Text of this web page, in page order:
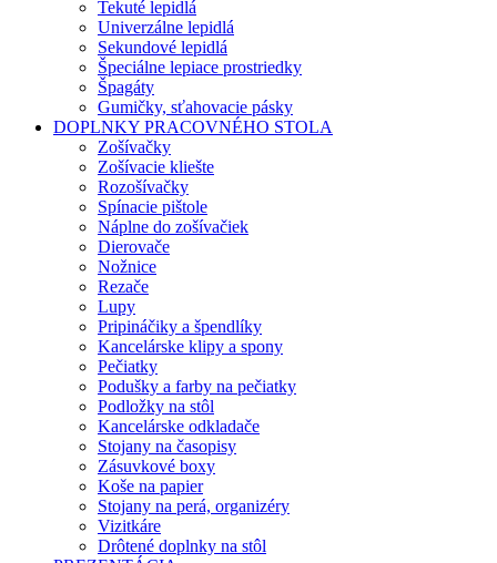
Tekuté lepidlá
Univerzálne lepidlá
Sekundové lepidlá
Špeciálne lepiace prostriedky
Špagáty
Gumičky, sťahovacie pásky
DOPLNKY PRACOVNÉHO STOLA
Zošívačky
Zošívacie kliešte
Rozošívačky
Spínacie pištole
Náplne do zošívačiek
Dierovače
Nožnice
Rezače
Lupy
Pripináčiky a špendlíky
Kancelárske klipy a spony
Pečiatky
Podušky a farby na pečiatky
Podložky na stôl
Kancelárske odkladače
Stojany na časopisy
Zásuvkové boxy
Koše na papier
Stojany na perá, organizéry
Vizitkáre
Drôtené doplnky na stôl